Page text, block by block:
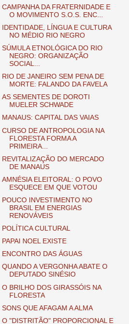
CAMPANHA DA FRATERNIDADE E
O MOVIMENTO S.O.S. ENC...
IDENTIDADE, LÍNGUA E CULTURA
NO MÉDIO RIO NEGRO
SÚMULA ETNOLÓGICA DO RIO
NEGRO: ORGANIZAÇÃO
SOCIAL...
RIO DE JANEIRO SEM PENA DE
MORTE: FALANDO DA FAVELA
AS SEMENTES DE DOROTI
MUELER SCHWADE
MANAUS: CAPITAL DAS VAIAS
CURSO DE ANTROPOLOGIA NA
FLORESTA FORMA A
PRIMEIRA...
REVITALIZAÇÃO DO MERCADO
DE MANAUS
AMNÉSIA ELEITORAL: O POVO
ESQUECE EM QUE VOTOU
POUCO INVESTIMENTO NO
BRASIL EM ENERGIAS
RENOVÁVEIS
POLÍTICA CULTURAL
PAPAI NOEL EXISTE
ENCONTRO DAS ÁGUAS
QUANDO A VERGONHA ABATE O
DEPUTADO SINÉSIO
O BRILHO DOS GIRASSÓIS NA
FLORESTA
SONS QUE AFAGAM A ALMA
O "DISTRITÃO" PROPORCIONAL E